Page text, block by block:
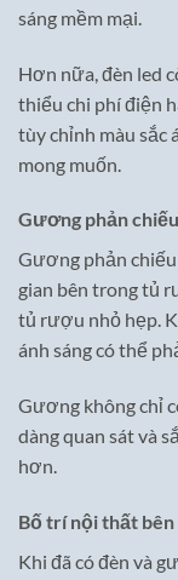
sáng mềm mại.
Hơn nữa, đèn led
thiểu chi phí điện
tùy chỉnh màu sắc
mong muốn.
Gương phản chiếu
Gương phản
gian bên trong tủ
tủ rượu nhỏ hẹp.
ánh sáng có thể
Gương không chỉ
dàng quan sát và
hơn.
Bố trí nội thất
Khi đã có đèn và